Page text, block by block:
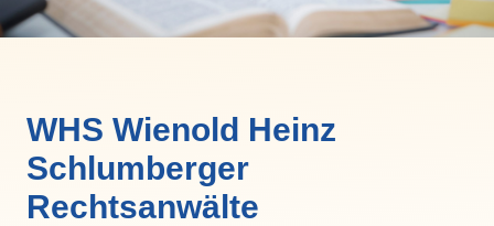
WHS Wienold Heinz
Schlumberger
Rechtsanwälte